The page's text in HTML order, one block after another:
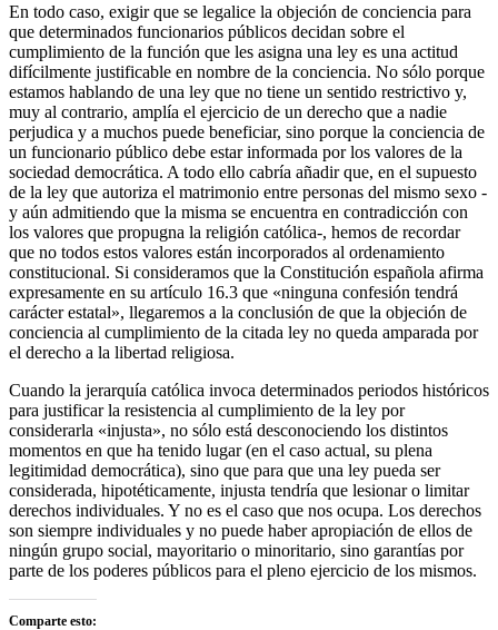
En todo caso, exigir que se legalice la objeción de conciencia para
que determinados funcionarios públicos decidan sobre el
cumplimiento de la función que les asigna una ley es una actitud
difícilmente justificable en nombre de la conciencia. No sólo porque
estamos hablando de una ley que no tiene un sentido restrictivo y,
muy al contrario, amplía el ejercicio de un derecho que a nadie
perjudica y a muchos puede beneficiar, sino porque la conciencia de
un funcionario público debe estar informada por los valores de la
sociedad democrática. A todo ello cabría añadir que, en el supuesto
de la ley que autoriza el matrimonio entre personas del mismo sexo -
y aún admitiendo que la misma se encuentra en contradicción con
los valores que propugna la religión católica-, hemos de recordar
que no todos estos valores están incorporados al ordenamiento
constitucional. Si consideramos que la Constitución española afirma
expresamente en su artículo 16.3 que «ninguna confesión tendrá
carácter estatal», llegaremos a la conclusión de que la objeción de
conciencia al cumplimiento de la citada ley no queda amparada por
el derecho a la libertad religiosa.
Cuando la jerarquía católica invoca determinados periodos históricos
para justificar la resistencia al cumplimiento de la ley por
considerarla «injusta», no sólo está desconociendo los distintos
momentos en que ha tenido lugar (en el caso actual, su plena
legitimidad democrática), sino que para que una ley pueda ser
considerada, hipotéticamente, injusta tendría que lesionar o limitar
derechos individuales. Y no es el caso que nos ocupa. Los derechos
son siempre individuales y no puede haber apropiación de ellos de
ningún grupo social, mayoritario o minoritario, sino garantías por
parte de los poderes públicos para el pleno ejercicio de los mismos.
Comparte esto: